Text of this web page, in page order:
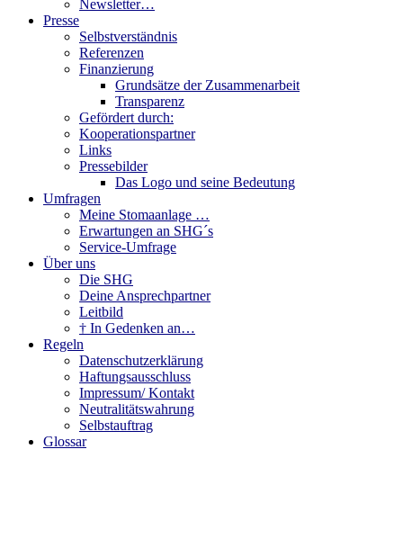
Newsletter…
Presse
Selbstverständnis
Referenzen
Finanzierung
Grundsätze der Zusammenarbeit
Transparenz
Gefördert durch:
Kooperationspartner
Links
Pressebilder
Das Logo und seine Bedeutung
Umfragen
Meine Stomaanlage …
Erwartungen an SHG´s
Service-Umfrage
Über uns
Die SHG
Deine Ansprechpartner
Leitbild
† In Gedenken an…
Regeln
Datenschutzerklärung
Haftungsausschluss
Impressum/ Kontakt
Neutralitätswahrung
Selbstauftrag
Glossar